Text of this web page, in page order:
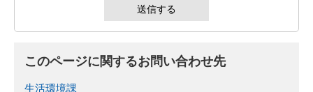
このページに関するお問い合わせ先
生活環境課